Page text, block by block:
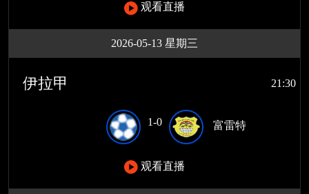
观看直播
2026-05-13 星期三
伊拉甲 21:30
1-0 富雷特
观看直播